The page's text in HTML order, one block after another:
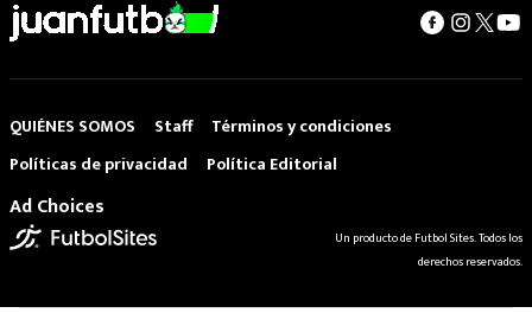
QUIÉNES SOMOS Staff
Términos y condiciones
Políticas de privacidad
Política Editorial
Ad Choices
Un producto de Futbol Sites. Todos los
derechos reservados.